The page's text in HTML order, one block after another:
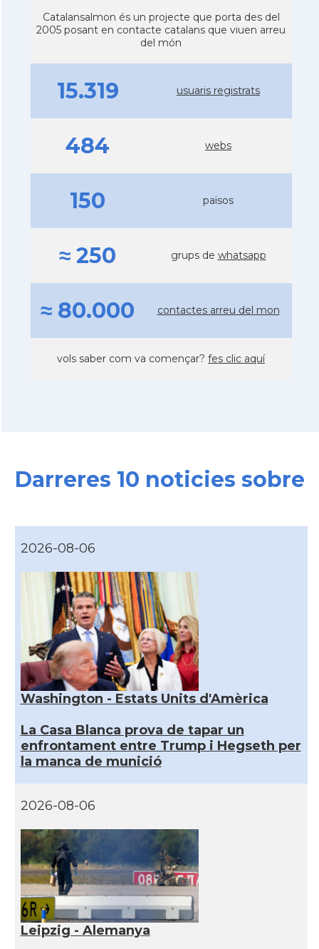
Catalansalmon és un projecte que porta des del
2005 posant en contacte catalans que viuen arreu
del món
15.319 usuaris registrats
484 webs
150 països
≈ 250 grups de whatsapp
≈ 80.000 contactes arreu del mon
vols saber com va començar? fes clic aquí
Darreres 10 noticies sobre
2026-08-06
Washington - Estats Units d'Amèrica
La Casa Blanca prova de tapar un
enfrontament entre Trump i Hegseth per
la manca de munició
2026-08-06
Leipzig - Alemanya